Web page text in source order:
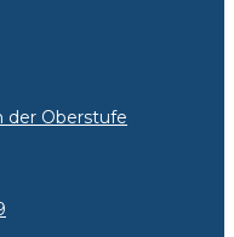
der Oberstufe